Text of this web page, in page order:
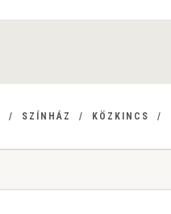
SZÍNHÁZ KÖZKINCS